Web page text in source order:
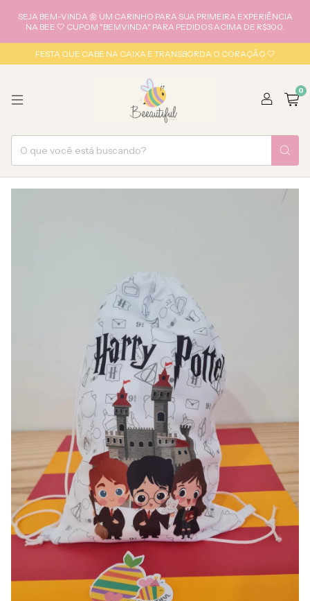
SEJA BEM-VINDA 🌼 UM CARINHO PARA SUA PRIMEIRA EXPERIÊNCIA
NA BEE 🤍 CUPOM "BEMVINDA" PARA PEDIDOS ACIMA DE R$300.
FESTA QUE CABE NA CAIXA E TRANSBORDA O CORAÇÃO 🤍
0